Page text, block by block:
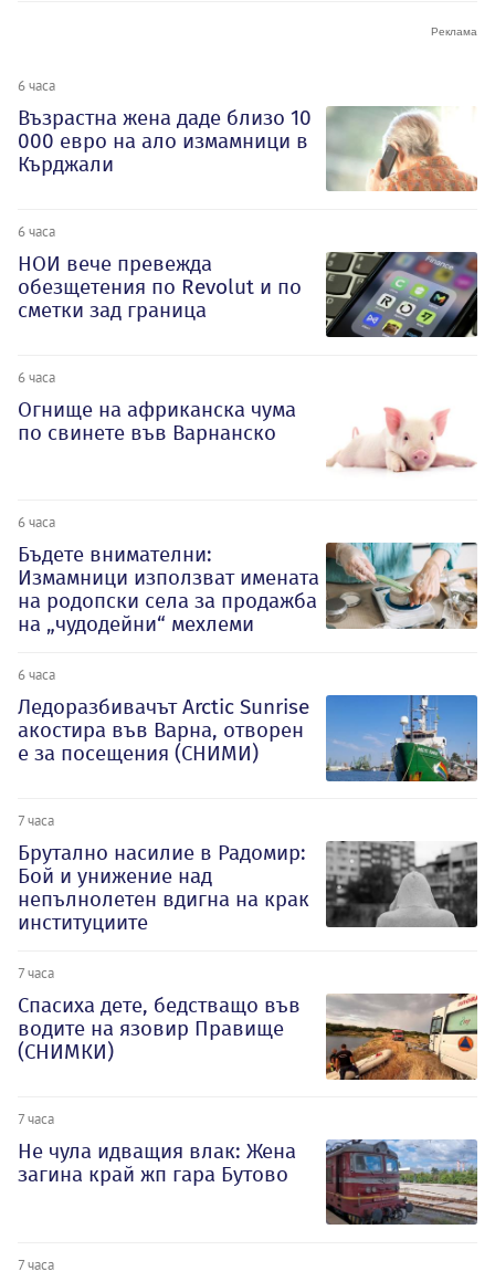
6 часа
Възрастна жена даде близо 10
000 евро на ало измамници в
Кърджали
6 часа
НОИ вече превежда
обезщетения по Revolut и по
сметки зад граница
6 часа
Огнище на африканска чума
по свинете във Варнанско
6 часа
Бъдете внимателни:
Измамници използват имената
на родопски села за продажба
на „чудодейни“ мехлеми
6 часа
Ледоразбивачът Arctic Sunrise
акостира във Варна, отворен
е за посещения (СНИМИ)
7 часа
Брутално насилие в Радомир:
Бой и унижение над
непълнолетен вдигна на крак
институциите
7 часа
Спасиха дете, бедстващо във
водите на язовир Правище
(СНИМКИ)
7 часа
Не чула идващия влак: Жена
загина край жп гара Бутово
7 часа